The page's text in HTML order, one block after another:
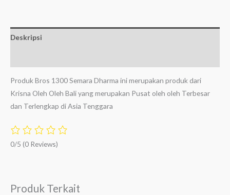
Deskripsi
Produk Bros 1300 Semara Dharma ini merupakan produk dari
Krisna Oleh Oleh Bali yang merupakan Pusat oleh oleh Terbesar
dan Terlengkap di Asia Tenggara
0/5 (0 Reviews)
Produk Terkait